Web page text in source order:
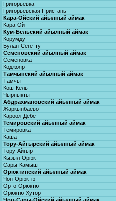
Григорьевка
Григорьевская Пристань
Кара-Ойский айылный аймак
Кара-Ой
Кум-Бельский айылный аймак
Корумду
Булан-Сегетту
Семеновский айылный аймак
Семеновка
Коджояр
Тамчынский айылный аймак
Тамчы
Кош-Кель
Чырпыкты
Абдрахмановский айылный аймак
Жаркынбаево
Кароол-Дебе
Темировский айылный аймак
Темировка
Кашат
Тору-Айгырский айылный аймак
Тору-Айгыр
Кызыл-Орюк
Сары-Камыш
Орюктинский айылный аймак
Чон-Орюктю
Орто-Орюктю
Орюктю-Хутор